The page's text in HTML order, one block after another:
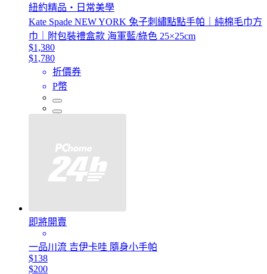
紐約精品・日常美學
Kate Spade NEW YORK 兔子刺繡點點手帕｜純棉毛巾方
巾｜附包裝禮盒款 海軍藍/綠色 25×25cm
$1,380
$1,780
折價券
P幣
即將開賣
一品川流 吉伊卡哇 隨身小手帕
$138
$200